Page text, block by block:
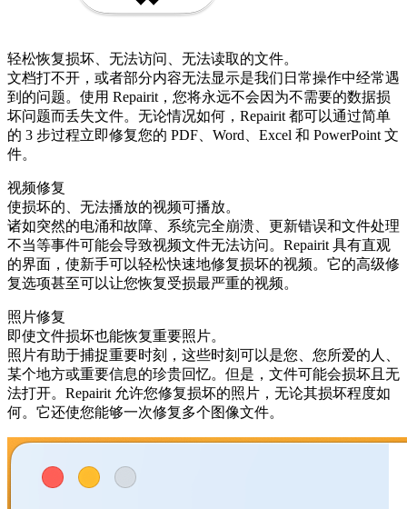
轻松恢复损坏、无法访问、无法读取的文件。
文档打不开，或者部分内容无法显示是我们日常操作中经常遇
到的问题。使用 Repairit，您将永远不会因为不需要的数据损
坏问题而丢失文件。无论情况如何，Repairit 都可以通过简单
的 3 步过程立即修复您的 PDF、Word、Excel 和 PowerPoint 文
件。
视频修复
使损坏的、无法播放的视频可播放。
诸如突然的电涌和故障、系统完全崩溃、更新错误和文件处理
不当等事件可能会导致视频文件无法访问。Repairit 具有直观
的界面，使新手可以轻松快速地修复损坏的视频。它的高级修
复选项甚至可以让您恢复受损最严重的视频。
照片修复
即使文件损坏也能恢复重要照片。
照片有助于捕捉重要时刻，这些时刻可以是您、您所爱的人、
某个地方或重要信息的珍贵回忆。但是，文件可能会损坏且无
法打开。Repairit 允许您修复损坏的照片，无论其损坏程度如
何。它还使您能够一次修复多个图像文件。